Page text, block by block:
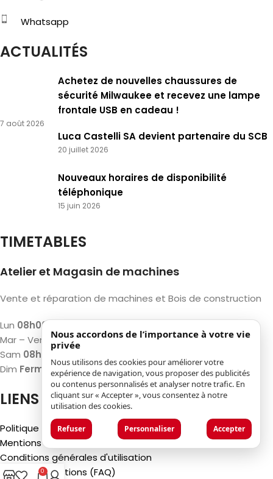
Whatsapp
ACTUALITÉS
Achetez de nouvelles chaussures de
sécurité Milwaukee et recevez une lampe
frontale USB en cadeau !
7 août 2026
Luca Castelli SA devient partenaire du SCB
20 juillet 2026
Nouveaux horaires de disponibilité
téléphonique
15 juin 2026
TIMETABLES
Atelier et Magasin de machines
Vente et réparation de machines et Bois de construction
Lun 08h00 – 12h00 / 13h00 – 17h00
Mar – Ven
07h30 – 12h00 / 13h00 – 18h00
Sam 08h00 – 12h00 / 13h00 – 17h00
Dim Fermé
LIENS
Politique de confidentialité
Mentions légales
Conditions générales d'utilisation
Foire aux questions (FAQ)
0
Nous accordons de l’importance à votre vie
privée
Nous utilisons des cookies pour améliorer votre
expérience de navigation, vous proposer des publicités
ou contenus personnalisés et analyser notre trafic. En
cliquant sur « Accepter », vous consentez à notre
utilisation des cookies.
Refuser Personnaliser Accepter